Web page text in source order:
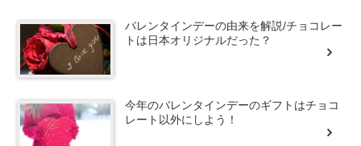
バレンタインデーの由来を解説/チョコレー
トは日本オリジナルだった？
今年のバレンタインデーのギフトはチョコ
レート以外にしよう！